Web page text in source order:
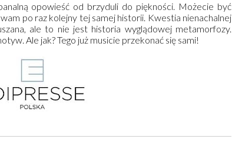
opowieść od brzyduli do piękności. Możecie być
po raz kolejny tej samej historii. Kwestia nienachalnej
ale to nie jest historia wyglądowej metamorfozy.
Ale jak? Tego już musicie przekonać się sami!